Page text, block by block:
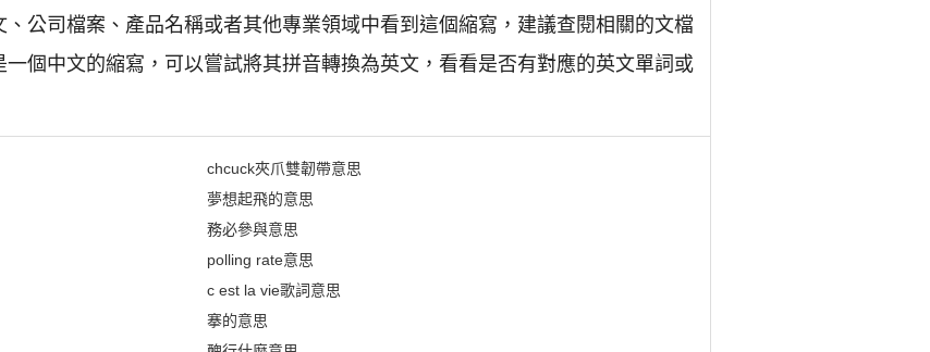
公司檔案、產品名稱或者其他專業領域中看到這個縮寫，建議查閱相關的文檔
個中文的縮寫，可以嘗試將其拼音轉換為英文，看看是否有對應的英文單詞或
chcuck夾爪雙韌帶意思
夢想起飛的意思
務必參與意思
polling rate意思
c est la vie歌詞意思
搴的意思